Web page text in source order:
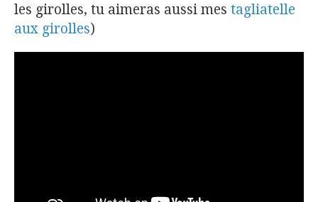
les girolles, tu aimeras aussi mes tagliatelle
aux girolles)